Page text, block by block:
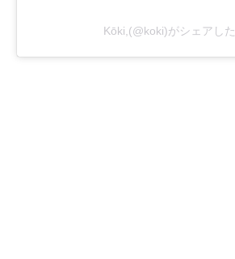
Kōki,(@koki)がシェアし